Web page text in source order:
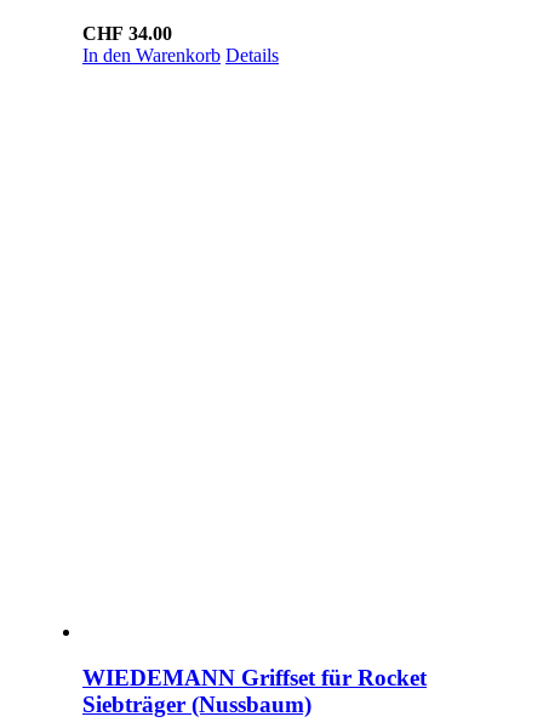
CHF 34.00
In den Warenkorb Details
WIEDEMANN Griffset für Rocket
Siebträger (Nussbaum)